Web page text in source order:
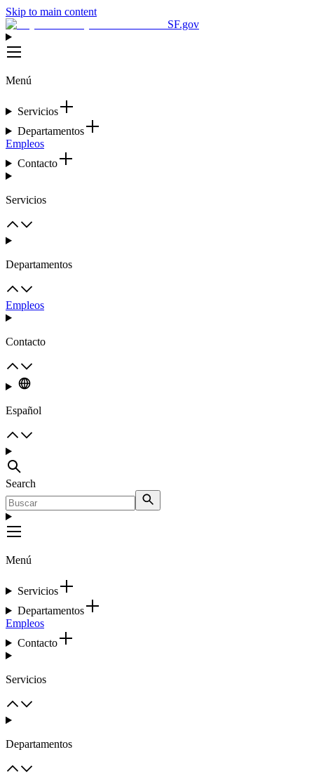
Skip to main content
SF.gov
Menú
Servicios
Departamentos
Empleos
Contacto
Servicios
Departamentos
Empleos
Contacto
Español
Search
Menú
Servicios
Departamentos
Empleos
Contacto
Servicios
Departamentos